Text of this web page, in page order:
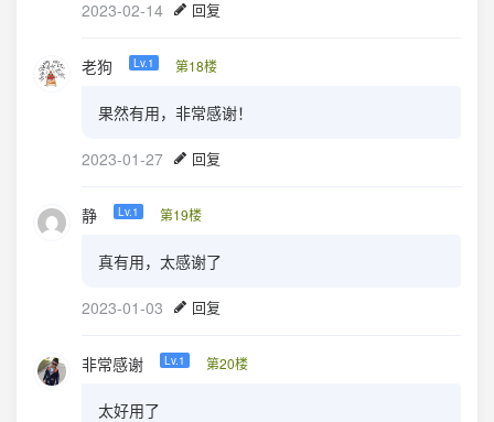
2023-02-14 回复
老狗 Lv.1 第18楼
果然有用，非常感谢！
2023-01-27 回复
静 Lv.1 第19楼
真有用，太感谢了
2023-01-03 回复
非常感谢 Lv.1 第20楼
太好用了